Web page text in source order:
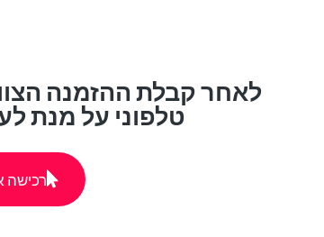
לאחר קבלת ההזמנה
טלפוני על מנת
רכישה